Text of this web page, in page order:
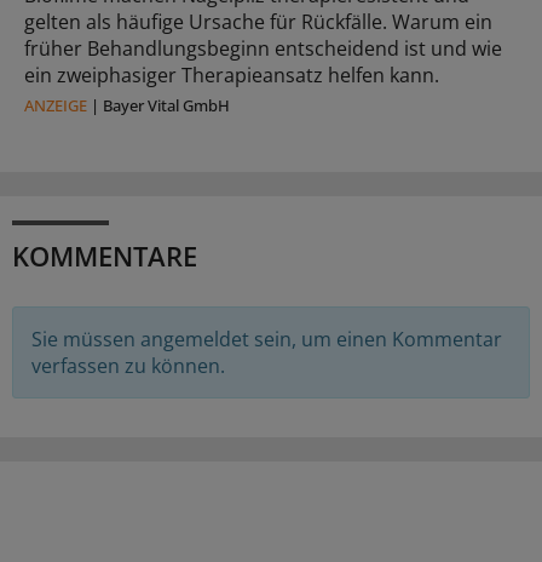
gelten als häufige Ursache für Rückfälle. Warum ein
früher Behandlungsbeginn entscheidend ist und wie
ein zweiphasiger Therapieansatz helfen kann.
ANZEIGE | Bayer Vital GmbH
KOMMENTARE
Sie müssen angemeldet sein, um einen Kommentar
verfassen zu können.